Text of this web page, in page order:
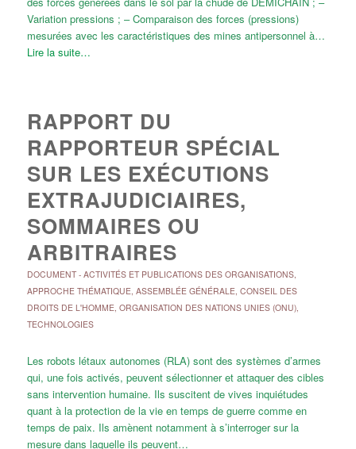
Variation pressions ; – Comparaison des forces (pressions)
mesurées avec les caractéristiques des mines antipersonnel à…
Lire la suite…
RAPPORT DU
RAPPORTEUR SPÉCIAL
SUR LES EXÉCUTIONS
EXTRAJUDICIAIRES,
SOMMAIRES OU
ARBITRAIRES
DOCUMENT- ACTIVITÉS ET PUBLICATIONS DES ORGANISATIONS,
APPROCHE THÉMATIQUE, ASSEMBLÉE GÉNÉRALE, CONSEIL DES
DROITS DE L'HOMME, ORGANISATION DES NATIONS UNIES (ONU),
TECHNOLOGIES
Les robots létaux autonomes (RLA) sont des systèmes d’armes
qui, une fois activés, peuvent sélectionner et attaquer des cibles
sans intervention humaine. Ils suscitent de vives inquiétudes
quant à la protection de la vie en temps de guerre comme en
temps de paix. Ils amènent notamment à s’interroger sur la
mesure dans laquelle ils peuvent…